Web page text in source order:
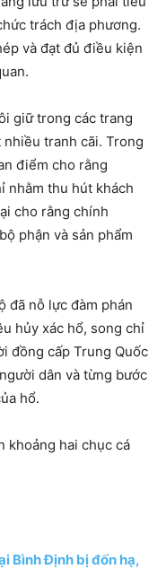
trách địa phương.
và đạt đủ điều kiện
giữ trong các trang
tranh cãi. Trong
điểm cho rằng
nhằm thu hút khách
cho rằng chính
phận và sản phẩm
đã nỗ lực đàm phán
hủy xác hổ, song chỉ
đồng cấp Trung Quốc
dân và từng bước
hổ.
khoảng hai chục cá
Bình Định bị đốn hạ,